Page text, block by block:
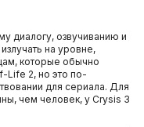
диалогу, озвучиванию и
на уровне,
которые обычно
Life 2, но это по-
для сериала. Для
чем человек, у Crysis 3